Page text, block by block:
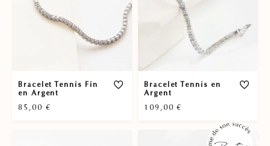
Bracelet Tennis Fin
en Argent
85,00 €
Bracelet Tennis en
Argent
109,00€